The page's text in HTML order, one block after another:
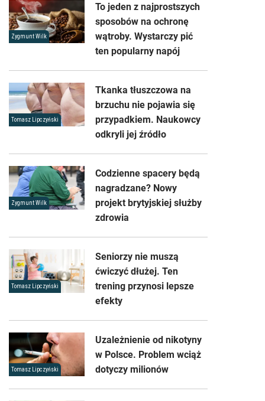
Zygmunt Wilk
To jeden z najprostszych
sposobów na ochronę
wątroby. Wystarczy pić
ten popularny napój
Tomasz Lipczyński
Tkanka tłuszczowa na
brzuchu nie pojawia się
przypadkiem. Naukowcy
odkryli jej źródło
Zygmunt Wilk
Codzienne spacery będą
nagradzane? Nowy
projekt brytyjskiej służby
zdrowia
Tomasz Lipczyński
Seniorzy nie muszą
ćwiczyć dłużej. Ten
trening przynosi lepsze
efekty
Tomasz Lipczyński
Uzależnienie od nikotyny
w Polsce. Problem wciąż
dotyczy milionów